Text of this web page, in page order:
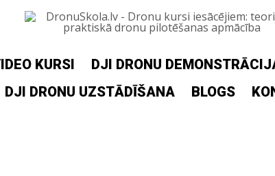
KURSI DJI DRONU
DJI DRONU UZSTĀDĪŠANA
BLOGS